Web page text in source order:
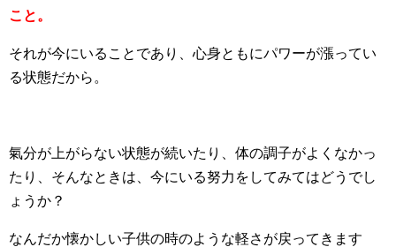
こと。
それが今にいることであり、心身ともにパワーが漲ってい
る状態だから。
氣分が上がらない状態が続いたり、体の調子がよくなかっ
たり、そんなときは、今にいる努力をしてみてはどうでし
ょうか？
なんだか懐かしい子供の時のような軽さが戻ってきます